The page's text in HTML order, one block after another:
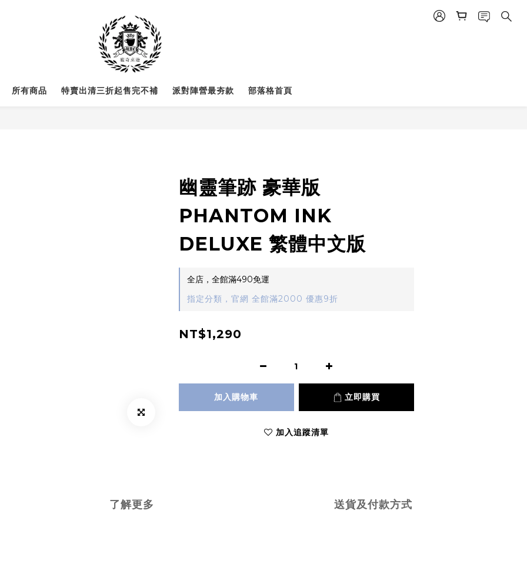
所有商品 特賣出清三折起售完不補 派對陣營最夯款 部落格首頁
幽靈筆跡 豪華版
PHANTOM INK
DELUXE 繁體中文版
全店，全館滿490免運
指定分類，官網 全館滿2000 優惠9折
NT$1,290
加入購物車 立即購買
加入追蹤清單
了解更多 送貨及付款方式